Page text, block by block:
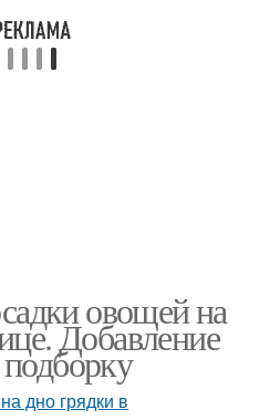
овощей на
Добавление